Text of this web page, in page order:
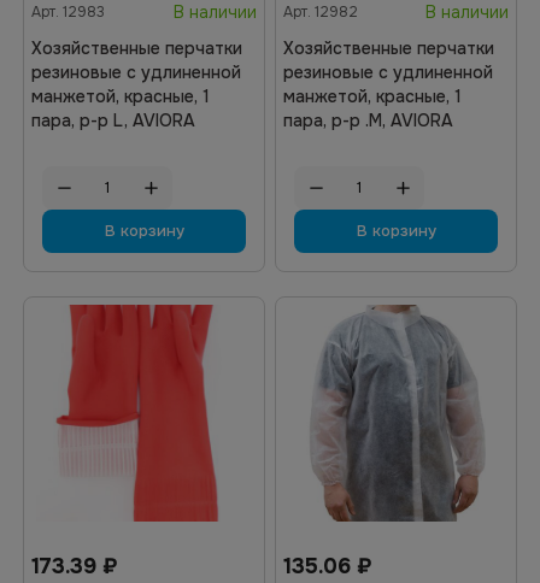
Арт. 12983
В наличии
Хозяйственные перчатки
резиновые с удлиненной
манжетой, красные, 1
пара, р-р L, AVIORA
В корзину
Арт. 12982
В наличии
Хозяйственные перчатки
резиновые с удлиненной
манжетой, красные, 1
пара, р-р .M, AVIORA
В корзину
173.39 ₽ 135.06 ₽